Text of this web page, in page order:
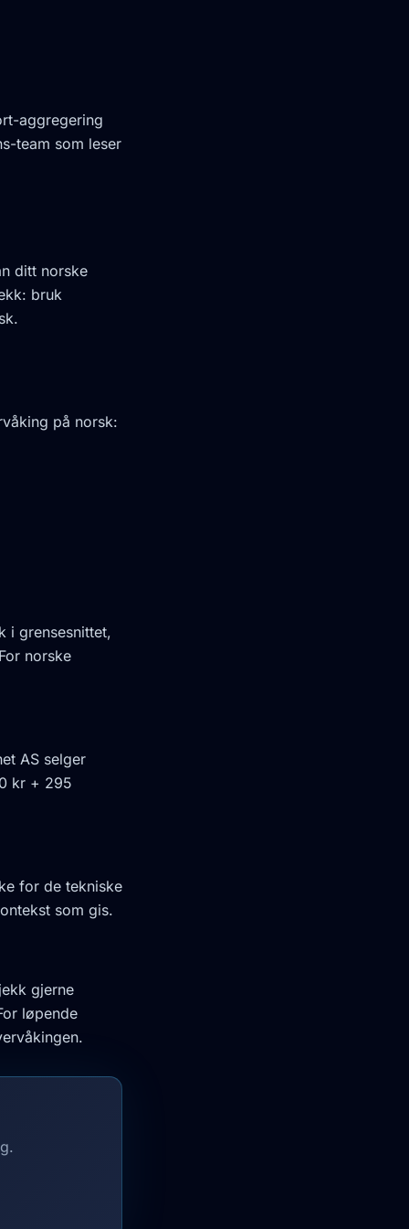
aggregering
team som leser
ditt norske
bruk
på norsk:
i grensesnittet,
norske
AS selger
kr + 295
for de tekniske
som gis.
gjerne
løpende